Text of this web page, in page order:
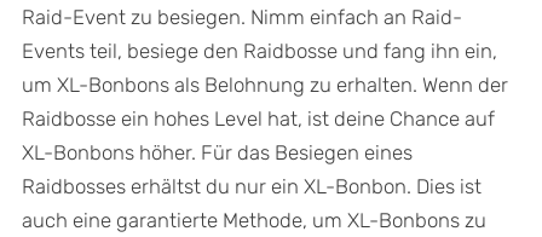
Raid-Event zu besiegen. Nimm einfach an Raid-
Events teil, besiege den Raidbosse und fang ihn ein,
um XL-Bonbons als Belohnung zu erhalten. Wenn der
Raidbosse ein hohes Level hat, ist deine Chance auf
XL-Bonbons höher. Für das Besiegen eines
Raidbosses erhältst du nur ein XL-Bonbon. Dies ist
auch eine garantierte Methode, um XL-Bonbons zu